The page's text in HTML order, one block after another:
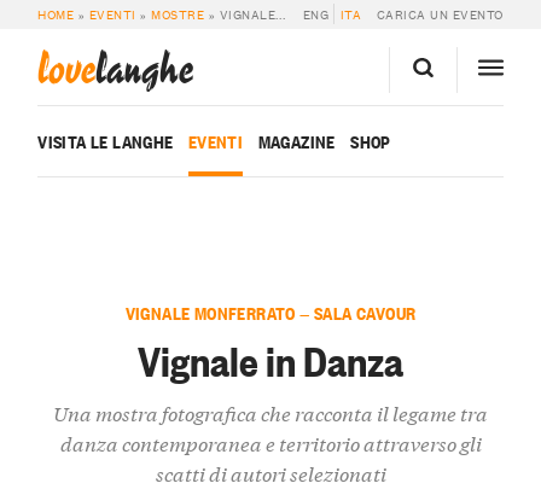
HOME » EVENTI »MOSTRE » VIGNALE IN DANZA ENG ITA CARICA UN EVENTO
lovelanghe
VISITA LE LANGHE EVENTI MAGAZINE SHOP
VIGNALE MONFERRATO — SALA CAVOUR
Vignale in Danza
Una mostra fotografica che racconta il legame tra
danza contemporanea e territorio attraverso gli
scatti di autori selezionati